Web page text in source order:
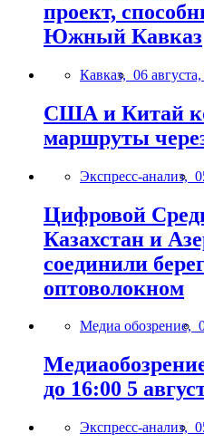
проект,
Южный Кавказ
Кавказ, 06
США и Китай
маршруты
Экспресс-анализ,
Цифровой
Казахстан и
соединили
оптоволокном
Медиа обозрение,
до 16:00 5
Экспресс-анализ,